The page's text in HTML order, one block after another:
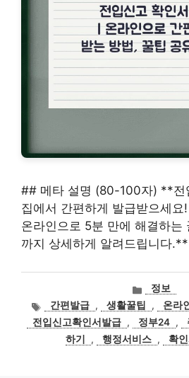
## 메타 설명 (80-100자) **전
집에서 간편하게 발급받으세요
온라인으로 5분 만에 해결하는
까지 상세하게 알려드립니다.**
카
테
고
리
정보
태
그
간편발급 , 생활꿀팁 , 온라
전입신고확인서발급 , 정부24 ,
하기
, 행정서비스 , 확